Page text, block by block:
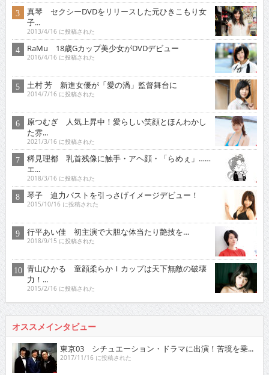
真琴 セクシーDVDをリリースした元ひきこもり女
子...
2013/4/16 に投稿された
RaMu 18歳Gカップ美少女がDVDデビュー
2016/4/16 に投稿された
土村 芳 新進女優が「愛の渦」監督舞台に
2014/7/16 に投稿された
原つむぎ 人気上昇中！愛らしい笑顔とほんわかし
た雰...
2021/3/16 に投稿された
稀見理都 乳首残像に触手・アヘ顔・「らめぇ」……
エ...
2018/3/16 に投稿された
琴子 迫力バストを引っさげイメージデビュー！
2015/10/16 に投稿された
行平あい佳 初主演で大胆な体当たり艶技を…
2018/9/15 に投稿された
青山ひかる 童顔柔らかＩカップは天下無敵の破壊
力！...
2015/2/16 に投稿された
オススメインタビュー
東京03 シチュエーション・ドラマに出演！苦境を乗...
2017/11/16 に投稿された